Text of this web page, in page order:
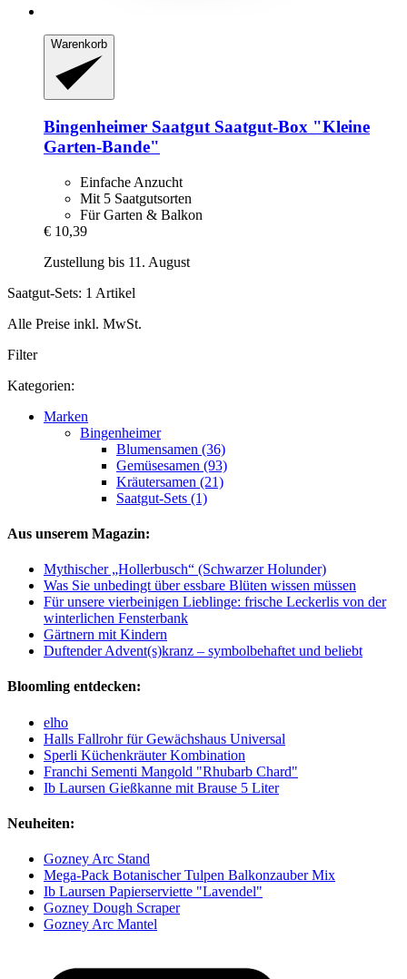
Warenkorb
Bingenheimer Saatgut Saatgut-​Box "Kleine
Garten-​Bande"
Einfache Anzucht
Mit 5 Saatgutsorten
Für Garten & Balkon
€ 10,39
Zustellung bis 11. August
Saatgut-Sets: 1 Artikel
Alle Preise inkl. MwSt.
Filter
Kategorien:
Marken
Bingenheimer
Blumensamen (36)
Gemüsesamen (93)
Kräutersamen (21)
Saatgut-Sets (1)
Aus unserem Magazin:
Mythischer „Hollerbusch“ (Schwarzer Holunder)
Was Sie unbedingt über essbare Blüten wissen müssen
Für unsere vierbeinigen Lieblinge: frische Leckerlis von der
winterlichen Fensterbank
Gärtnern mit Kindern
Duftender Advent(s)kranz – symbolbehaftet und beliebt
Bloomling entdecken:
elho
Halls Fallrohr für Gewächshaus Universal
Sperli Küchenkräuter Kombination
Franchi Sementi Mangold "Rhubarb Chard"
Ib Laursen Gießkanne mit Brause 5 Liter
Neuheiten:
Gozney Arc Stand
Mega-Pack Botanischer Tulpen Balkonzauber Mix
Ib Laursen Papierserviette "Lavendel"
Gozney Dough Scraper
Gozney Arc Mantel